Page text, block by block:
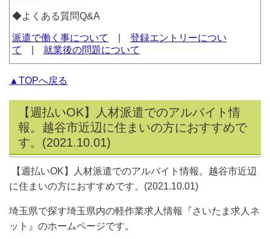
◆よくある質問Q&A
派遣で働く事について |登録エントリーについ
て
就業後の問題について
▲TOPへ戻る
【週払いOK】人材派遣でのアルバイト情
報。越谷市近辺に住まいの方におすすめで
す。(2021.10.01)
【週払いOK】人材派遣でのアルバイト情報。越谷市近辺
に住まいの方におすすめです。(2021.10.01)
埼玉県で探す埼玉県内の軽作業求人情報『さいたま求人ネ
ット』のホームページです。